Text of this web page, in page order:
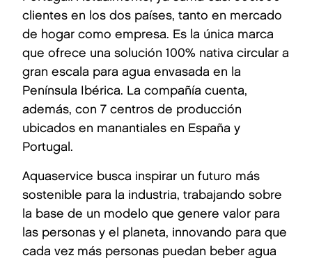
clientes en los dos países, tanto en mercado
de hogar como empresa. Es la única marca
que ofrece una solución 100% nativa circular a
gran escala para agua envasada en la
Península Ibérica. La compañía cuenta,
además, con 7 centros de producción
ubicados en manantiales en España y
Portugal.
Aquaservice busca inspirar un futuro más
sostenible para la industria, trabajando sobre
la base de un modelo que genere valor para
las personas y el planeta, innovando para que
cada vez más personas puedan beber agua